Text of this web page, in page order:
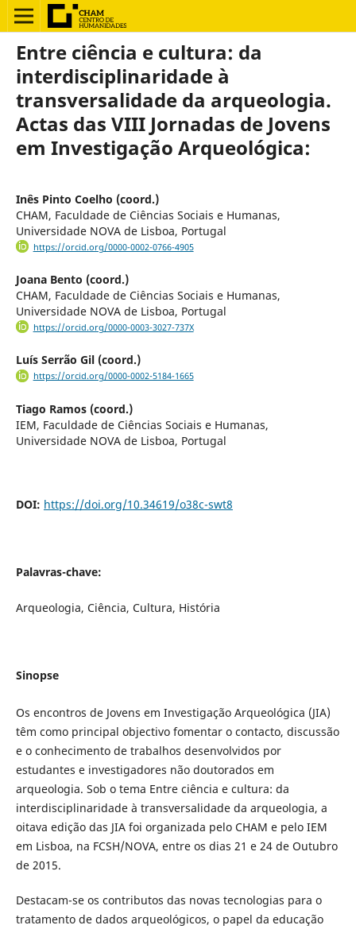
Entre ciência e cultura: da
interdisciplinaridade à
transversalidade da arqueologia.
Actas das VIII Jornadas de Jovens
em Investigação Arqueológica:
Inês Pinto Coelho (coord.)
CHAM, Faculdade de Ciências Sociais e Humanas,
Universidade NOVA de Lisboa, Portugal
https://orcid.org/0000-0002-0766-4905
Joana Bento (coord.)
CHAM, Faculdade de Ciências Sociais e Humanas,
Universidade NOVA de Lisboa, Portugal
https://orcid.org/0000-0003-3027-737X
Luís Serrão Gil (coord.)
https://orcid.org/0000-0002-5184-1665
Tiago Ramos (coord.)
IEM, Faculdade de Ciências Sociais e Humanas,
Universidade NOVA de Lisboa, Portugal
DOI: https://doi.org/10.34619/o38c-swt8
Palavras-chave:
Arqueologia, Ciência, Cultura, História
Sinopse
Os encontros de Jovens em Investigação Arqueológica (JIA)
têm como principal objectivo fomentar o contacto, discussão
e o conhecimento de trabalhos desenvolvidos por
estudantes e investigadores não doutorados em
arqueologia. Sob o tema Entre ciência e cultura: da
interdisciplinaridade à transversalidade da arqueologia, a
oitava edição das JIA foi organizada pelo CHAM e pelo IEM
em Lisboa, na FCSH/NOVA, entre os dias 21 e 24 de Outubro
de 2015.
Destacam-se os contributos das novas tecnologias para o
tratamento de dados arqueológicos, o papel da educação